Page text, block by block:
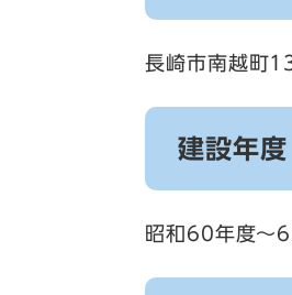
長崎市南越町
建設年度
昭和60年度～